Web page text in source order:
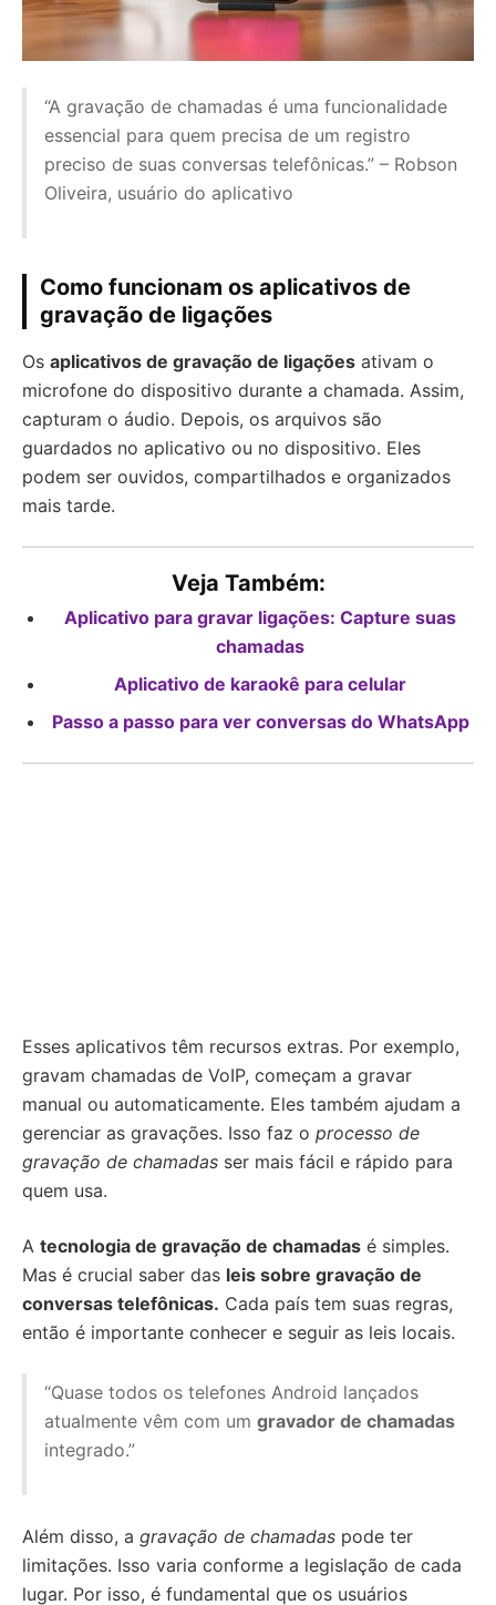
“A gravação de chamadas é uma funcionalidade
essencial para quem precisa de um registro
preciso de suas conversas telefônicas.” – Robson
Oliveira, usuário do aplicativo
Como funcionam os aplicativos de
gravação de ligações
Os aplicativos de gravação de ligações ativam o
microfone do dispositivo durante a chamada. Assim,
capturam o áudio. Depois, os arquivos são
guardados no aplicativo ou no dispositivo. Eles
podem ser ouvidos, compartilhados e organizados
mais tarde.
Veja Também:
Aplicativo para gravar ligações: Capture suas
chamadas
Aplicativo de karaokê para celular
Passo a passo para ver conversas do WhatsApp
Esses aplicativos têm recursos extras. Por exemplo,
gravam chamadas de VoIP, começam a gravar
manual ou automaticamente. Eles também ajudam a
gerenciar as gravações. Isso faz o processo de
gravação de chamadas ser mais fácil e rápido para
quem usa.
A tecnologia de gravação de chamadas é simples.
Mas é crucial saber das leis sobre gravação de
conversas telefônicas. Cada país tem suas regras,
então é importante conhecer e seguir as leis locais.
“Quase todos os telefones Android lançados
atualmente vêm com um gravador de chamadas
integrado.”
Além disso, a gravação de chamadas pode ter
limitações. Isso varia conforme a legislação de cada
lugar. Por isso, é fundamental que os usuários